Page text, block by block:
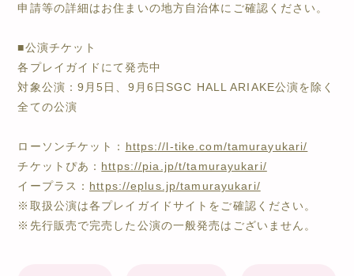
申請等の詳細はお住まいの地方自治体にご確認ください。
■公演チケット
各プレイガイドにて発売中
対象公演：9月5日、9月6日SGC HALL ARIAKE公演を除く
全ての公演
ローソンチケット： https://l-tike.com/tamurayukari/
チケットぴあ： https://pia.jp/t/tamurayukari/
イープラス： https://eplus.jp/tamurayukari/
※取扱公演は各プレイガイドサイトをご確認ください。
※先行販売で完売した公演の一般発売はございません。